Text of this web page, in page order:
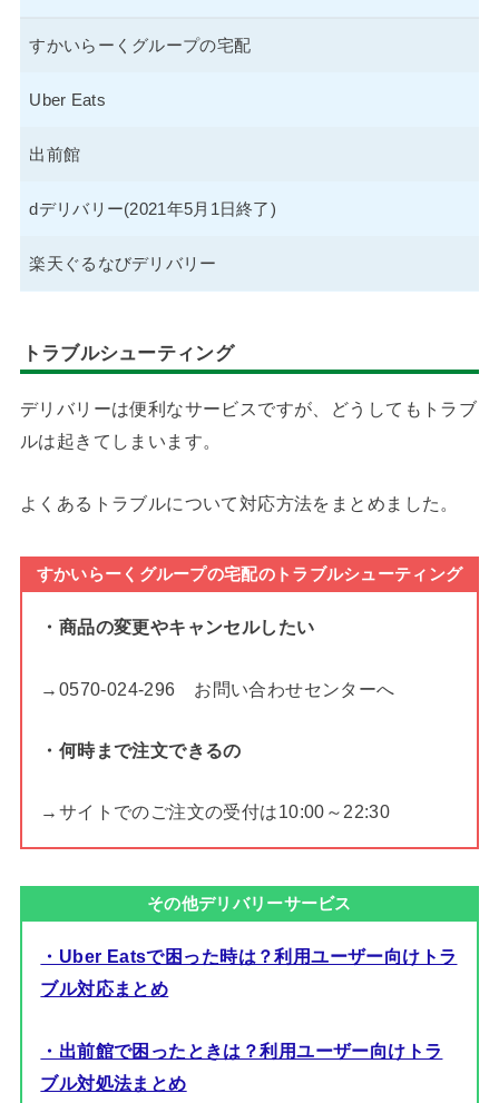
すかいらーくグループの宅配
Uber Eats
出前館
dデリバリー(2021年5月1日終了)
楽天ぐるなびデリバリー
トラブルシューティング
デリバリーは便利なサービスですが、どうしてもトラブ
ルは起きてしまいます。
よくあるトラブルについて対応方法をまとめました。
すかいらーくグループの宅配のトラブルシューティング
・商品の変更やキャンセルしたい
→0570-024-296 お問い合わせセンターへ
・何時まで注文できるの
→サイトでのご注文の受付は10:00～22:30
その他デリバリーサービス
・Uber Eatsで困った時は？利用ユーザー向けトラ
ブル対応まとめ
・出前館で困ったときは？利用ユーザー向けトラ
ブル対処法まとめ